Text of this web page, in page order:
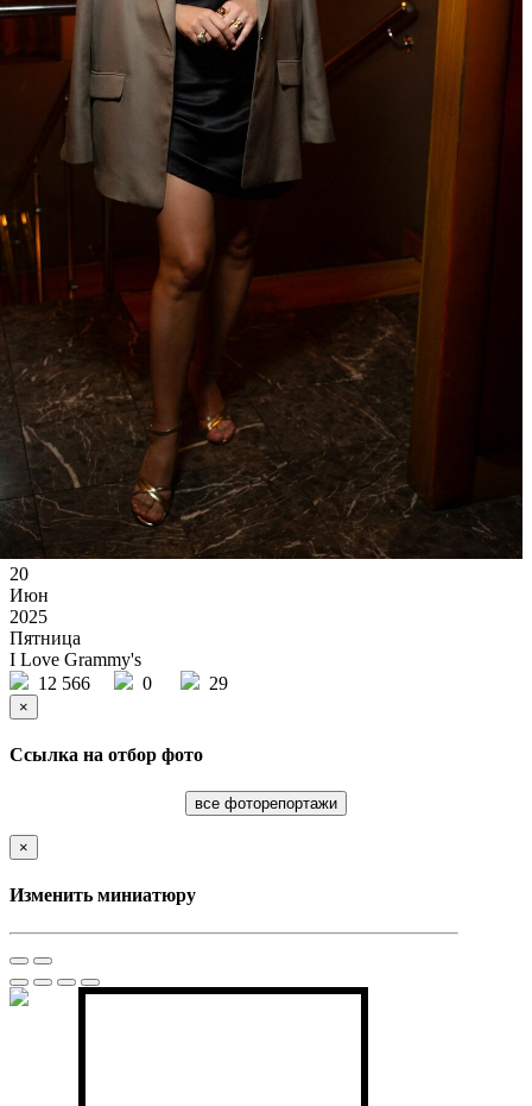
20
Июн
2025
Пятница
I Love Grammy's
12 566
0 29
×
Ссылка на отбор фото
все фоторепортажи
×
Изменить миниатюру